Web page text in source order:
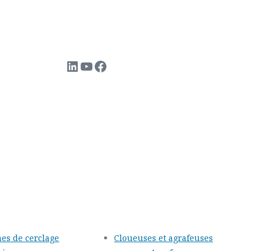
LinkedIn YouTube Facebook
de cerclage
Cloueuses et agrafeuses